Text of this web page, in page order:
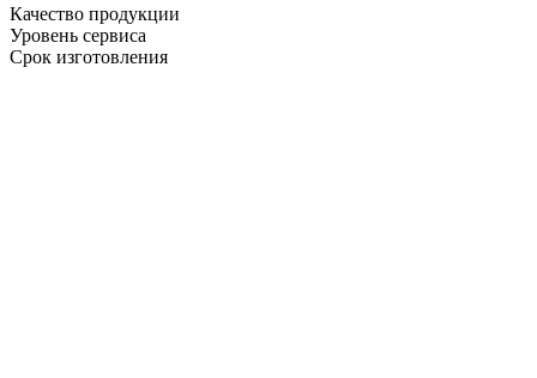
Качество продукции
Уровень сервиса
Срок изготовления